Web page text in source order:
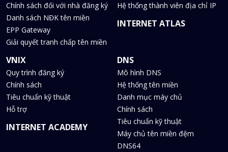
Chính sách đối với nhà đăng ký
Danh sách NĐK tên miền
EPP Gateway
Giải quyết tranh chấp tên miền
Hệ thống thành viên địa chỉ IP
INTERNET ATLAS
VNIX
Quy trình đăng ký
Chính sách
Tiêu chuẩn kỹ thuật
Hỗ trợ
INTERNET ACADEMY
DNS
Mô hình DNS
Hệ thống tên miền
Danh mục máy chủ
Chính sách
Tiêu chuẩn kỹ thuật
Máy chủ tên miền đệm
DNS64